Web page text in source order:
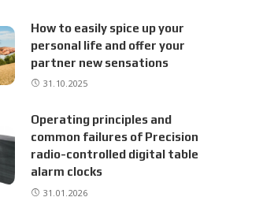
How to easily spice up your
personal life and offer your
partner new sensations
31.10.2025
Operating principles and
common failures of Precision
radio-controlled digital table
alarm clocks
31.01.2026